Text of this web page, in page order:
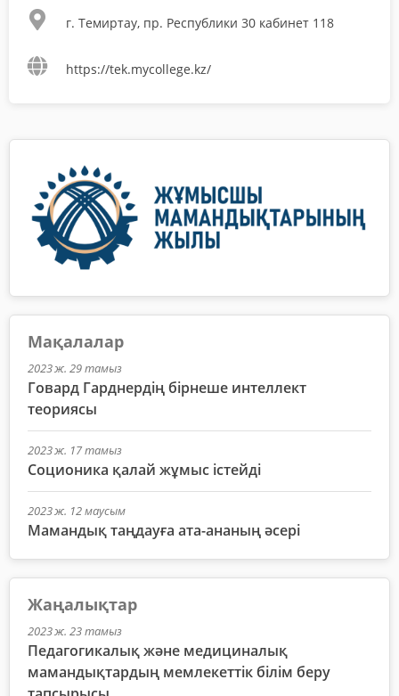
г. Темиртау, пр. Республики 30 кабинет 118
https://tek.mycollege.kz/
Мақалалар
2023 ж. 29 тамыз
Говард Гарднердің бірнеше интеллект
теориясы
2023 ж. 17 тамыз
Соционика қалай жұмыс істейді
2023 ж. 12 маусым
Мамандық таңдауға ата-ананың әсері
Жаңалықтар
2023 ж. 23 тамыз
Педагогикалық және медициналық
мамандықтардың мемлекеттік білім беру